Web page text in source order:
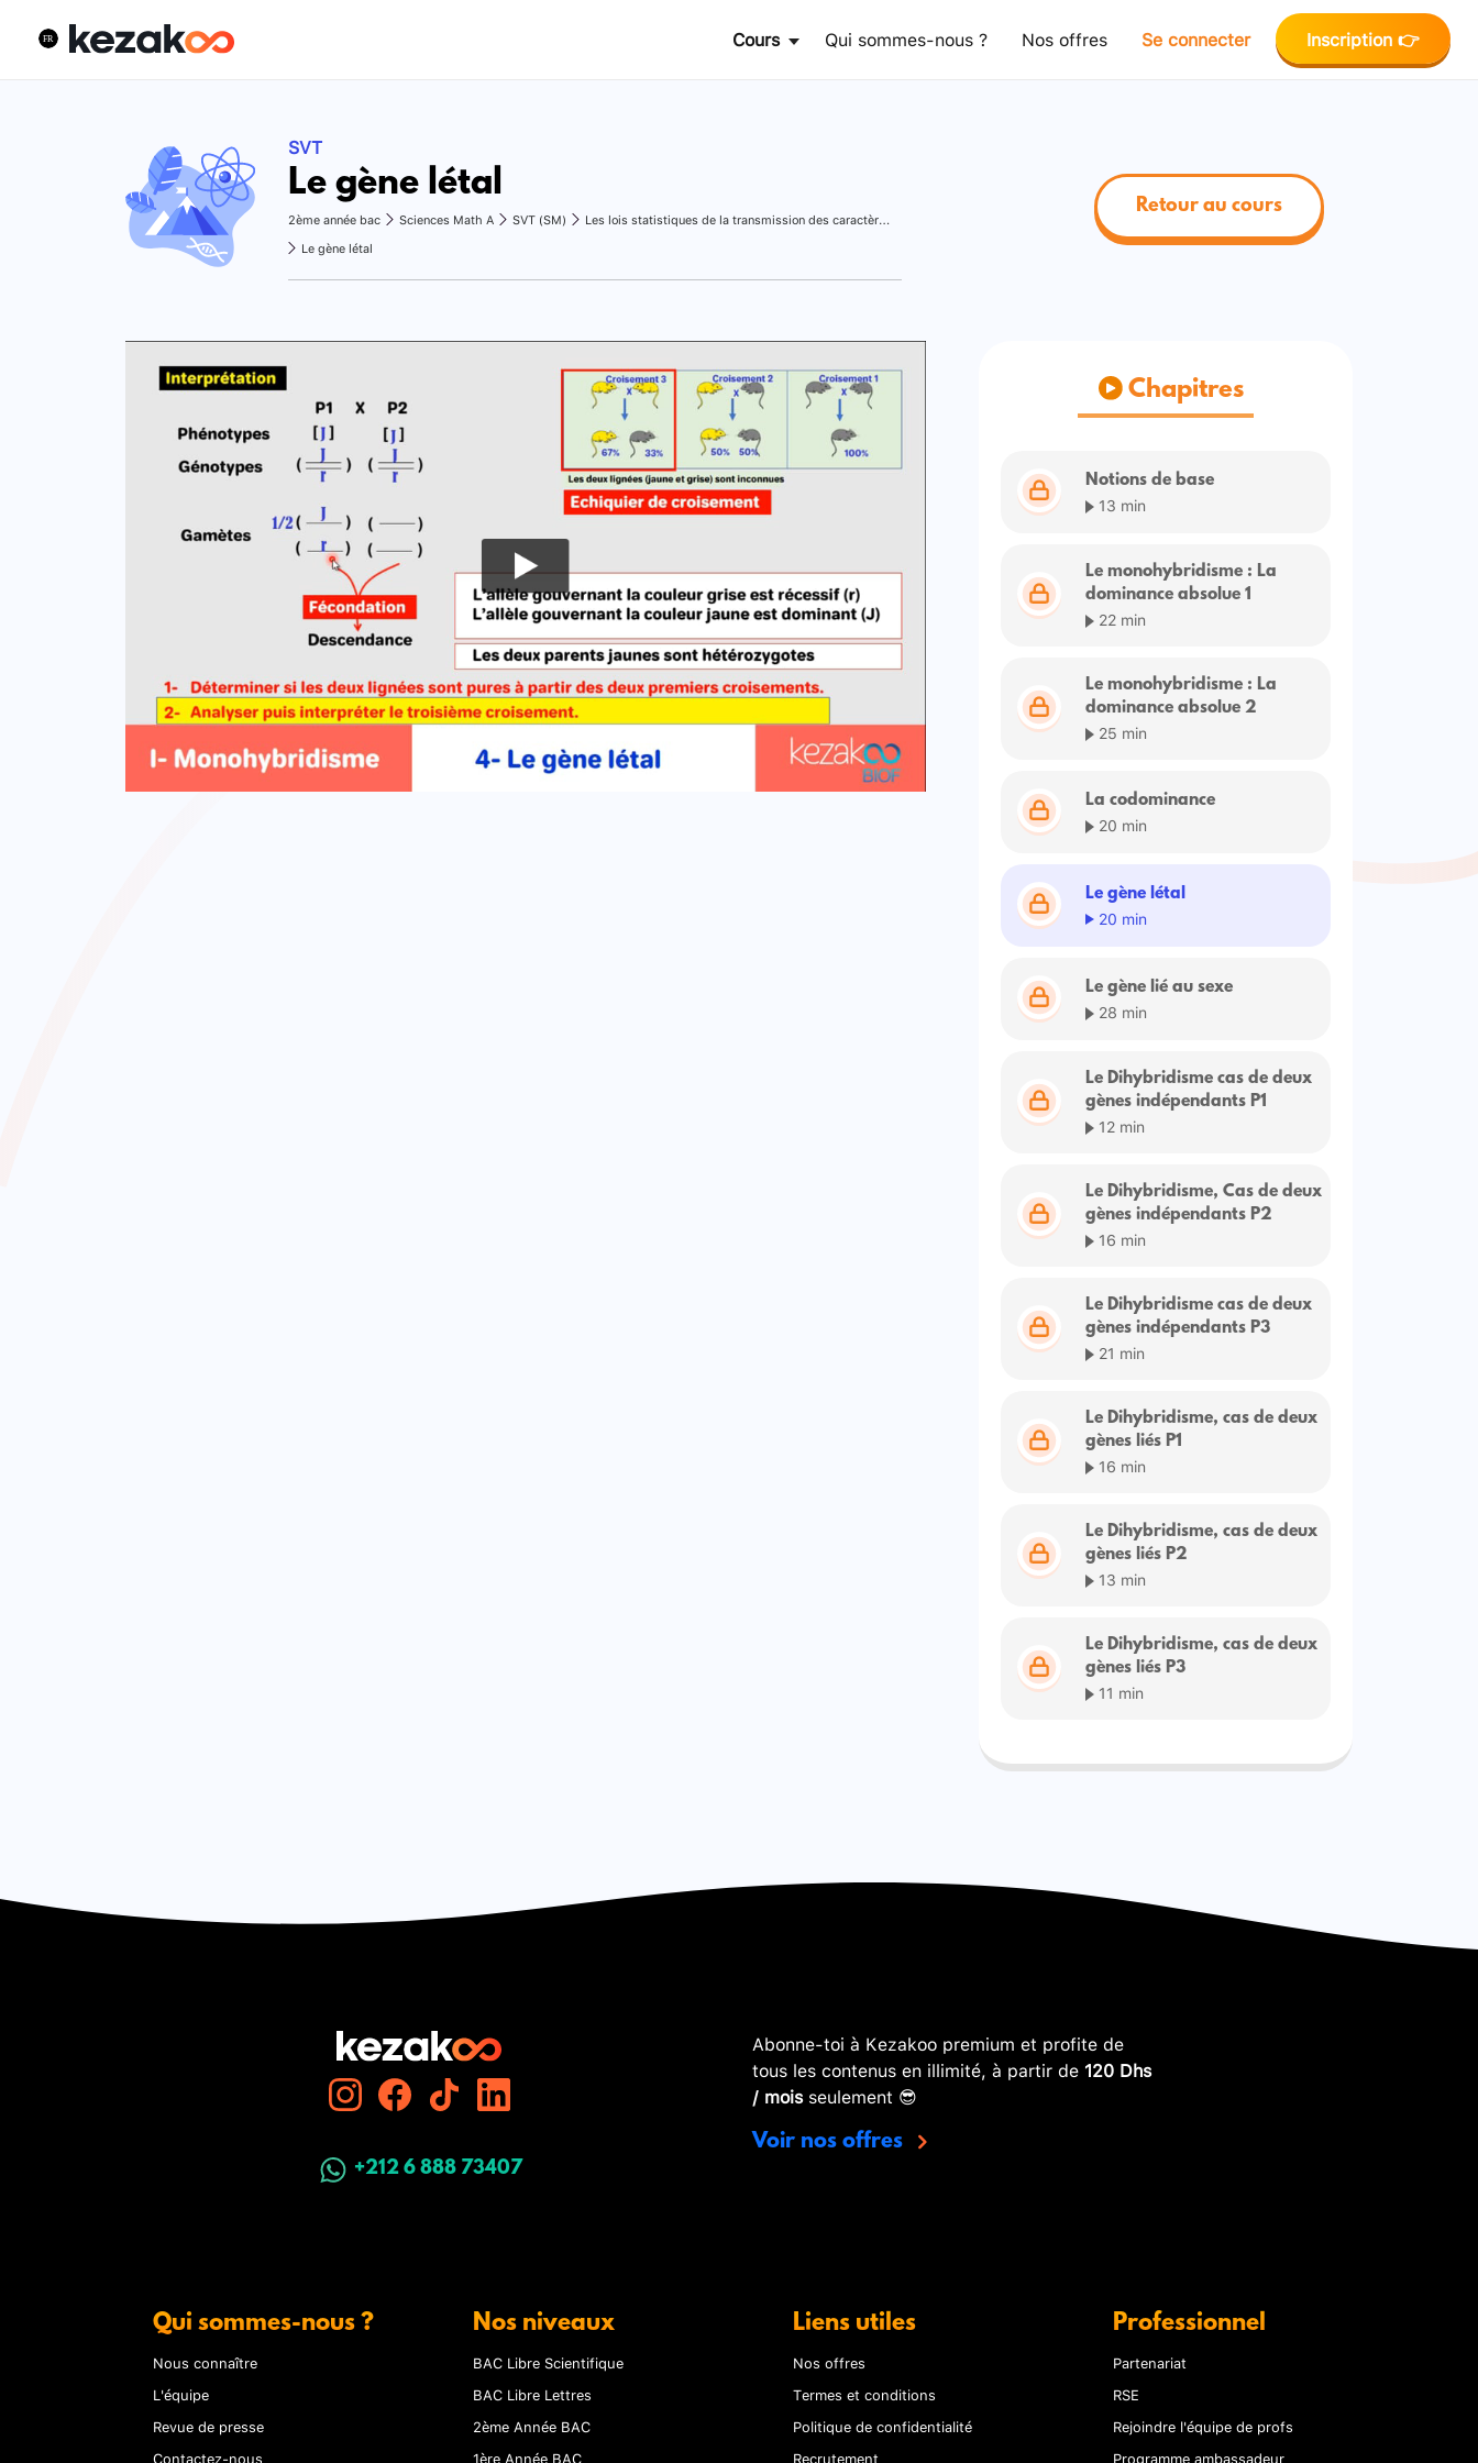
Cours Qui sommes-nous ? Nos offres Se connecter Inscription 👉
SVT
Le gène létal
2ème année bac Sciences Math A SVT (SM)
Les lois statistiques de la transmission des caractères héréditaires chez les diploïdes : Analyse et interprétation des croisements
Le gène létal
Retour au cours
Chapitres
Notions de base
13 min
Le monohybridisme : La
dominance absolue 1
22 min
Le monohybridisme : La
dominance absolue 2
25 min
La codominance
20 min
Le gène létal
20 min
Le gène lié au sexe
28 min
Le Dihybridisme cas de deux
gènes indépendants P1
12 min
Le Dihybridisme, Cas de deux
gènes indépendants P2
16 min
Le Dihybridisme cas de deux
gènes indépendants P3
21 min
Le Dihybridisme, cas de deux
gènes liés P1
16 min
Le Dihybridisme, cas de deux
gènes liés P2
13 min
Le Dihybridisme, cas de deux
gènes liés P3
11 min
+212 6 888 73407
Abonne-toi à Kezakoo premium et profite de
tous les contenus en illimité, à partir de 120 Dhs
/ moisseulement 😎
Voir nos offres
Qui sommes-nous ?
Nous connaître
L'équipe
Revue de presse
Nos niveaux
BAC Libre Scientifique
BAC Libre Lettres
2ème Année BAC
Liens utiles
Nos offres
Termes et conditions
Politique de confidentialité
Professionnel
Partenariat
RSE
Rejoindre l'équipe de profs